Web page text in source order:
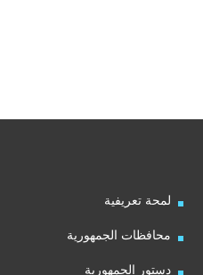
لمحة تعريفية
محافظات الجمهورية
دستور الجمهورية